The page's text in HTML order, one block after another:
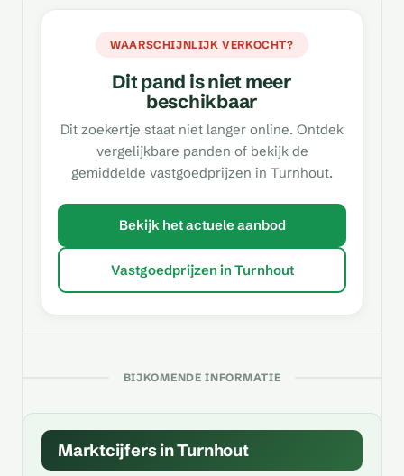
WAARSCHIJNLIJK VERKOCHT?
Dit pand is niet meer
beschikbaar
Dit zoekertje staat niet langer online. Ontdek
vergelijkbare panden of bekijk de
gemiddelde vastgoedprijzen in Turnhout.
Bekijk het actuele aanbod
Vastgoedprijzen in Turnhout
BIJKOMENDE INFORMATIE
Marktcijfers in Turnhout